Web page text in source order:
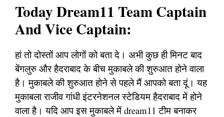
Today Dream11 Team Captain
And Vice Captain:
हां तो दोस्तों आप लोगों को बता दे। अभी कुछ ही मिनट बाद
बेंगलुरु और हैदराबाद के बीच मुकाबले की शुरुआत होने वाला
है। मुकाबले की शुरुआत होने से पहले मैं आपको बता दूं। यह
मुकाबला राजीव गांधी इंटरनेशनल स्टेडियम हैदराबाद में होने
वाला है। यदि आप इस मुकाबले में dream11 टीम बनाकर